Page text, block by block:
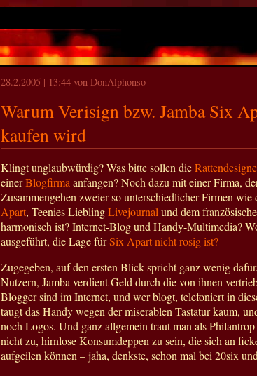
28.2.2005 | 13:44 von DonAlphonso
Warum Verisign bzw. Jamba Six
kaufen wird
Klingt unglaubwürdig? Was bitte sollen die
einerBlogfirma anfangen? Noch dazu mit einer Firma,
Zusammengehen zweier so unterschiedlicher Firmen
Apart, Teenies LieblingLivejournal und dem
harmonisch ist? Internet-Blog und Handy-Multimedia?
ausgeführt, die Lage fürSix Apart nicht rosig ist?
Zugegeben, auf den ersten Blick spricht ganz wenig
Nutzern, Jamba verdient Geld durch die von ihnen
Blogger sind im Internet, und wer blogt, telefoniert in
taugt das Handy wegen der miserablen Tastatur kaum,
noch Logos. Und ganz allgemein traut man als
nicht zu, hirnlose Konsumdeppen zu sein, die sich an
aufgeilen können – jaha, denkste, schon mal bei 20six